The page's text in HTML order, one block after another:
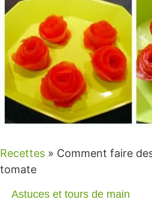
Recettes » Comment faire
tomate
Astuces et tours de main